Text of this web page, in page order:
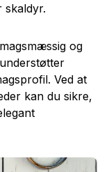
og
Ved at
kan du sikre,